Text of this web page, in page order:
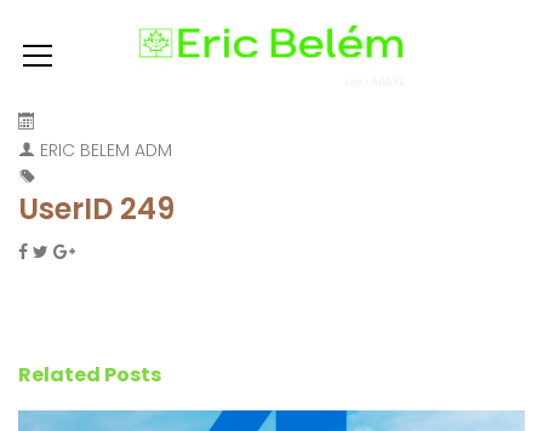
ERIC BELEM ADM
UserID 249
Related Posts